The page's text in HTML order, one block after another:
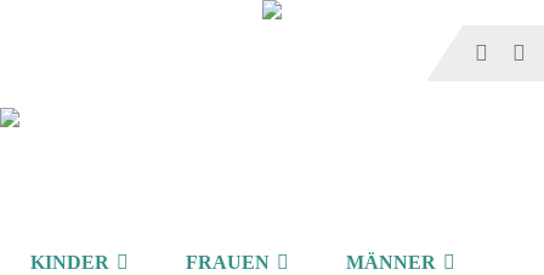
KINDER FRAUEN MÄNNER